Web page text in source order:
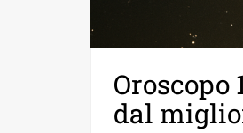
Oroscopo
dal